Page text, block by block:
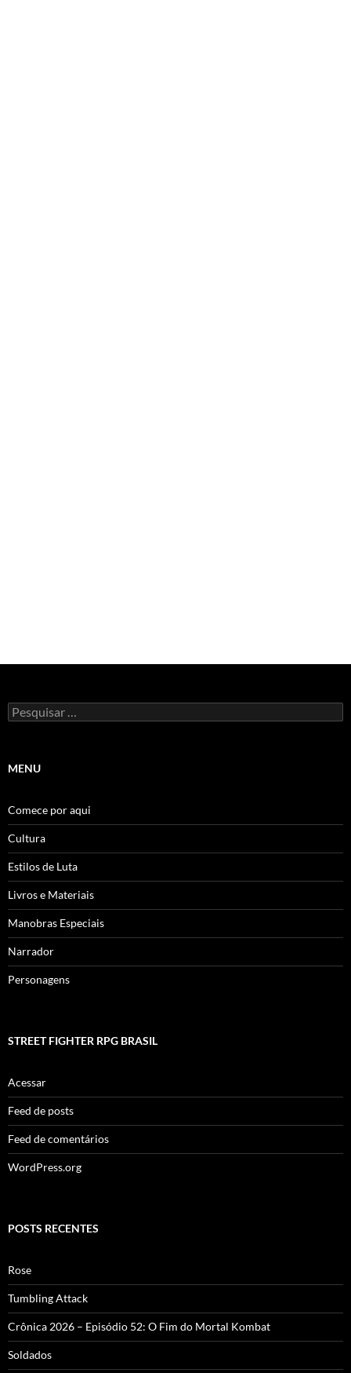
Pesquisar
por:
MENU
Comece por aqui
Cultura
Estilos de Luta
Livros e Materiais
Manobras Especiais
Narrador
Personagens
STREET FIGHTER RPG BRASIL
Acessar
Feed de posts
Feed de comentários
WordPress.org
POSTS RECENTES
Rose
Tumbling Attack
Crônica 2026 – Episódio 52: O Fim do Mortal Kombat
Soldados